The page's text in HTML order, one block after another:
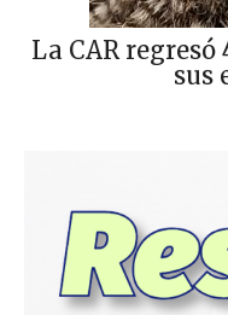
La CAR
sus